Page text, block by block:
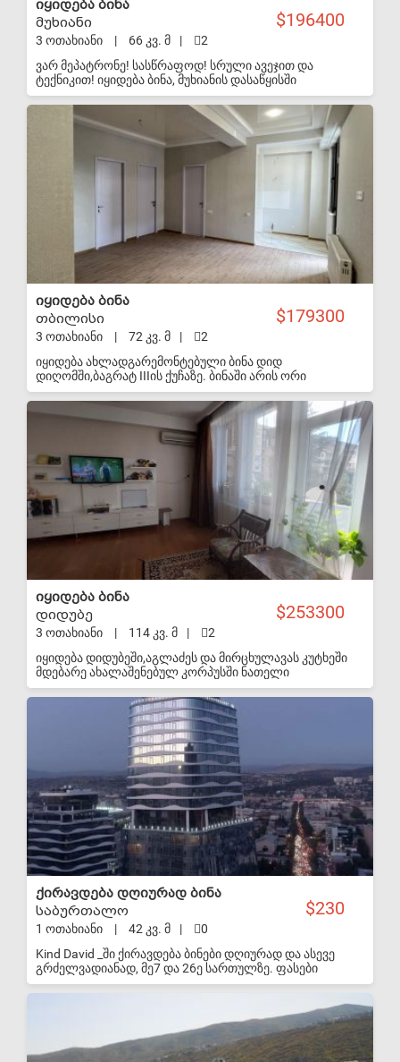
196400
იყიდება ბინა
მუხიანი
3 ოთახიანი | 66 კვ. მ |
2
ვარ მეპატრონე! სასწრაფოდ! სრული ავეჯით და
ტექნიკით! იყიდება ბინა, მუხიანის დასაწყისში
(ახმეტელის თეატრის მეტროდან 7 წუთის სავალზე)
ახალაშენებული კორპუსის მე3 (16) სართულზე. ბინა
არის სტუდიოს ტიპის, 2 საძინებლით, 1 სველი
წერტილით, აივნებით (აივანზე სათავსოებით), ახალი
ძალიან კარგი რემონტით, ცენტრალური გათბობით,
ინტერნეტით ბინაში რჩება სრული ავეჯი (ჩაშენებული
ორთოპედიული მატრასებით, სამზარეულო, ფარდები,
ჭაღები და ა.შ.) და ტექნიკა: მაცივარი, სარეცხის მანქანა,
გაზქურა, ტელევიზორი საპარკინგე ადგილი საჩუქრად!
S-VIP
179300
იყიდება ბინა
თბილისი
3 ოთახიანი | 72 კვ. მ |
2
იყიდება ახლადგარემონტებული ბინა დიდ
დიღომში,ბაგრატ IIIის ქუჩაზე. ბინაში არის ორი
საძინებელი, ორივე მათგანს აქვს დამოუკიდებელი
განათება(ფანჯარა), ერთერთ საძინებელს აქვს აივანი.
დამონტაჟებულია ცენტრალური გათბობა (არის
გათბობის ქვაბი). ბინა არის გამჭოლი. როგორც
მისაღებს, ასევე, საძინებელს აქვს აივანი. ლიფტის
მონტაჟი დასრულებულია. ბინასთან ახლოს არის
სკოლა, ბაღი, სუპერმარკეტები. კატეგორიულად არ
ვთანამშრომლობ სააგენტოებთან!
S-VIP
253300
იყიდება ბინა
დიდუბე
3 ოთახიანი | 114 კვ. მ |
2
იყიდება დიდუბეში,აგლაძეს და მირცხულავას კუტხეში
მდებარე ახალაშენებულ კორპუსში ნათელი
ბინა,გამჭოლი2 აივნით,2 სველი წერტილით,2
საძინებლით,საგარდერობო ოთახი,ფართო
სამზარეულო და ზალა სტუდიო სტილში,სულ 114
კვ.სართული 3.ფასი 90000$.ვარ მეპატრონე.ფასზე
დალაპარაკება შეიძლება. დაგვიკავშირდით ნომერზე
577924071ანატოლი,1500 საათის მერე.
230
ქირავდება დღიურად ბინა
საბურთალო
1 ოთახიანი | 42 კვ. მ |
0
Kind David _ში ქირავდება ბინები დღიურად და ასევე
გრძელვადიანად, მე7 და 26ე სართულზე. ფასები
ფართის, სართულის და დღეების რაოდენობის
მიხედვით. მე7 სართულზე 45 კვ.მ სტუდიოს ტიპის
აპარატამენტი სამზარეულოთი. 26ე სართულზე 30
კვ.მდე სასტუმროს ნომრის ტიპის ბინები სამზარეულოს
გარეშე. რეცეფცია 24/7 check in 14:00 check out 12:00
WhatsApp, Viber: 577115404 Tea კინგ დავითი king david
S-VIP